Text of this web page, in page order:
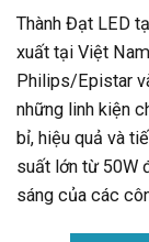
Thành Đạt LED
xuất tại Việt
Philips/Epistar
những linh kiện
bỉ, hiệu quả và
suất lớn từ 50W
sáng của các